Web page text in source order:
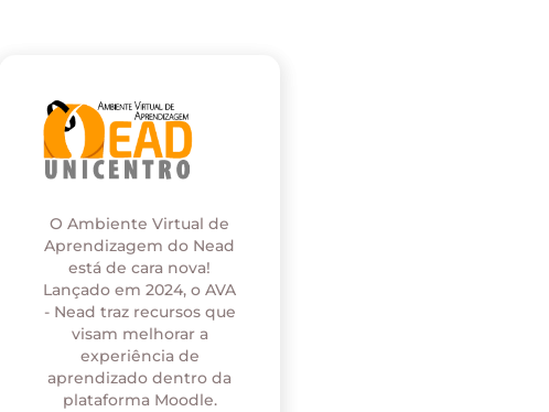
O Ambiente Virtual de
Aprendizagem do Nead
está de cara nova!
Lançado em 2024, o AVA
- Nead traz recursos que
visam melhorar a
experiência de
aprendizado dentro da
plataforma Moodle.